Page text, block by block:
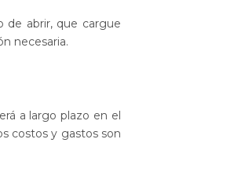
de abrir, que cargue
necesaria.
a largo plazo en el
costos y gastos son